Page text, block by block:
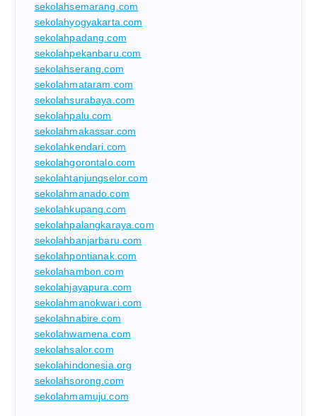
sekolahsemarang.com
sekolahyogyakarta.com
sekolahpadang.com
sekolahpekanbaru.com
sekolahserang.com
sekolahmataram.com
sekolahsurabaya.com
sekolahpalu.com
sekolahmakassar.com
sekolahkendari.com
sekolahgorontalo.com
sekolahtanjungselor.com
sekolahmanado.com
sekolahkupang.com
sekolahpalangkaraya.com
sekolahbanjarbaru.com
sekolahpontianak.com
sekolahambon.com
sekolahjayapura.com
sekolahmanokwari.com
sekolahnabire.com
sekolahwamena.com
sekolahsalor.com
sekolahindonesia.org
sekolahsorong.com
sekolahmamuju.com